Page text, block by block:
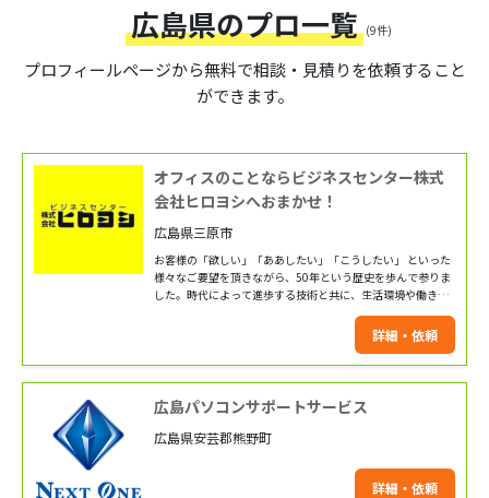
広島県のプロ一覧 (9件)
プロフィールページから無料で相談・見積りを依頼すること
ができます。
オフィスのことならビジネスセンター株式
会社ヒロヨシへおまかせ！
広島県三原市
お客様の「欲しい」「ああしたい」「こうしたい」 といった
様々なご要望を頂きながら、50年という歴史を歩んで参りま
した。時代によって進歩する技術と共に、生活環境や働き方
道具も大きく変化してきています。私たちはこのような時代
の変化に対応しながら、これからもオフィス環境、オフィス
家具、事務機器、事務用品、船舶用家具、お住まいの家具ま
でご提案します。
詳細・依頼
広島パソコンサポートサービス
広島県安芸郡熊野町
詳細・依頼